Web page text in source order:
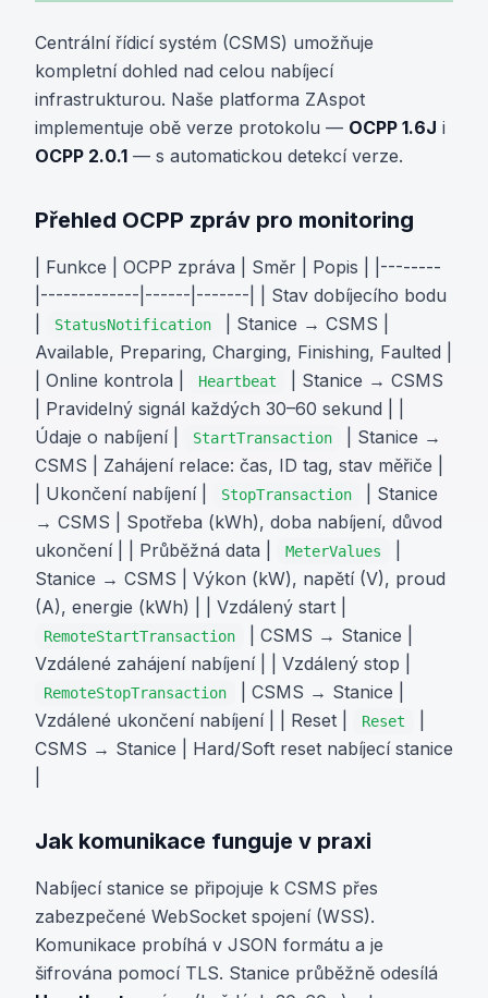
Centrální řídicí systém (CSMS) umožňuje
kompletní dohled nad celou nabíjecí
infrastrukturou. Naše platforma ZAspot
implementuje obě verze protokolu — OCPP 1.6J i
OCPP 2.0.1 — s automatickou detekcí verze.
Přehled OCPP zpráv pro monitoring
| Funkce | OCPP zpráva | Směr | Popis | |--------
|-------------|------|-------| | Stav dobíjecího bodu
StatusNotification
| Stanice → CSMS |
Available, Preparing, Charging, Finishing, Faulted |
| Online kontrola |
Heartbeat
| Stanice → CSMS
| Pravidelný signál každých 30–60 sekund | |
Údaje o nabíjení |
StartTransaction
| Stanice →
CSMS | Zahájení relace: čas, ID tag, stav měřiče |
| Ukončení nabíjení |
StopTransaction
| Stanice
→ CSMS | Spotřeba (kWh), doba nabíjení, důvod
ukončení | | Průběžná data |
MeterValues
Stanice → CSMS | Výkon (kW), napětí (V), proud
(A), energie (kWh) | | Vzdálený start |
RemoteStartTransaction
| CSMS → Stanice |
Vzdálené zahájení nabíjení | | Vzdálený stop |
RemoteStopTransaction
| CSMS → Stanice |
Vzdálené ukončení nabíjení | | Reset |
Reset
CSMS → Stanice | Hard/Soft reset nabíjecí stanice
Jak komunikace funguje v praxi
Nabíjecí stanice se připojuje k CSMS přes
zabezpečené WebSocket spojení (WSS).
Komunikace probíhá v JSON formátu a je
šifrována pomocí TLS. Stanice průběžně odesílá